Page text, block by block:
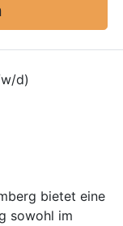
d)
bietet eine
sowohl im